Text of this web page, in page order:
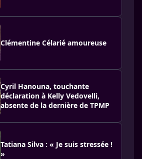
Clémentine Célarié amoureuse
Cyril Hanouna, touchante
déclaration à Kelly Vedovelli,
absente de la dernière de TPMP
Tatiana Silva : « Je suis stressée !
»